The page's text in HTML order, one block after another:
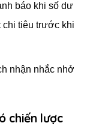
báo khi số dư
chi tiêu trước khi
nhận nhắc nhở
chiến lược